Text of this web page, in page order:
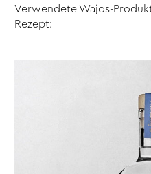
Verwendete Wajos-
Rezept: